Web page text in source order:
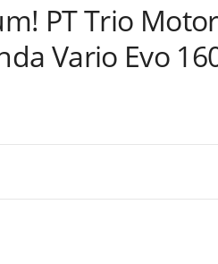
PT Trio Motor
Vario Evo